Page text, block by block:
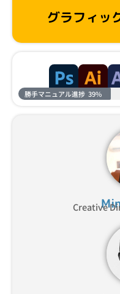
グラフィッ
勝手マニュアル進捗 39%
Creative